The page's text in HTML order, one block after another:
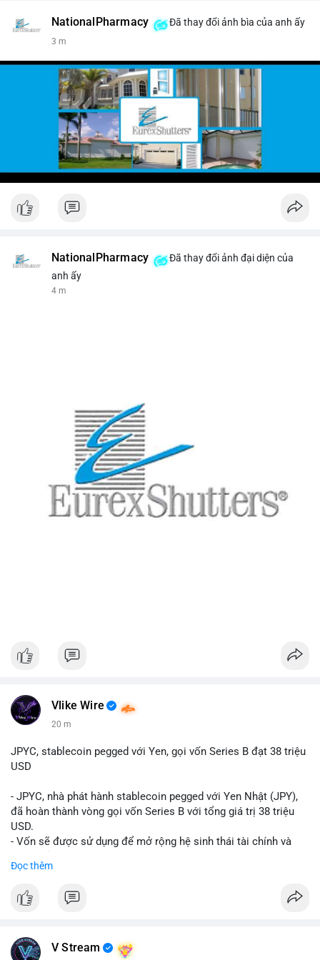
NationalPharmacy Đã thay đổi ảnh bìa của anh ấy
3 m
NationalPharmacy
Đã thay đổi ảnh đại diện của
anh ấy
4 m
Vlike Wire
20 m
JPYC, stablecoin pegged với Yen, gọi vốn Series B đạt 38 triệu
USD
- JPYC, nhà phát hành stablecoin pegged với Yen Nhật (JPY),
đã hoàn thành vòng gọi vốn Series B với tổng giá trị 38 triệu
USD.
- Vốn sẽ được sử dụng để mở rộng hệ sinh thái tài chính và
- Mục tiêu là tăng tốc độ przyjęcie của token yen-pegged JPYC
- Đây là bước tiến quan trọng trong việc phát triển stablecoin
Đọc thêm
V Stream